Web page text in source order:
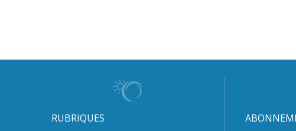
RUBRIQUES